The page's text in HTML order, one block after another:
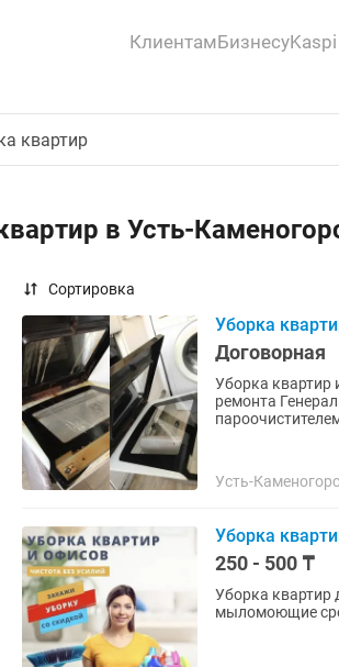
КлиентамБизнесу
в Усть-
Сортировка
Уборка
Договорная
Уборка квартир
ремонта Генеральная уборка Поддерживающая уборка(Влажная) Уборка с
Усть-
Уборка
250 - 500 ₸
Уборка квартир
мыломоющие